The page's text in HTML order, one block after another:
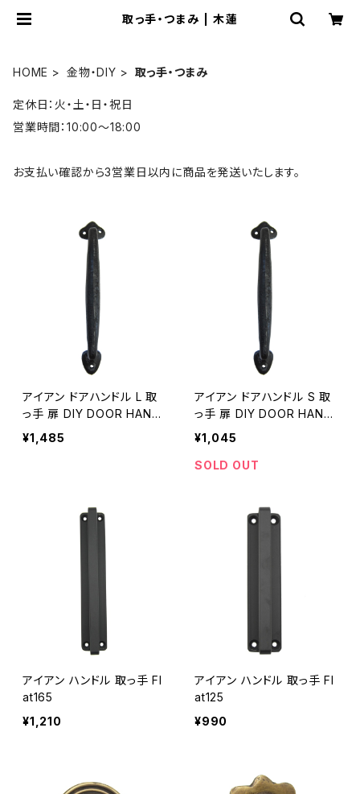
取っ手・つまみ | 木蓮
HOME 金物・DIY 取っ手・つまみ
定休日：火・土・日・祝日
営業時間：10:00～18:00
お支払い確認から3営業日以内に商品を発送いたします。
アイアン ドアハンドル L 取
っ手 扉 DIY DOOR HAND
LE
¥1,485
アイアン ドアハンドル S 取
っ手 扉 DIY DOOR HAND
LE
¥1,045
SOLD OUT
アイアン ハンドル 取っ手 Fl
at165
¥1,210
アイアン ハンドル 取っ手 Fl
at125
¥990